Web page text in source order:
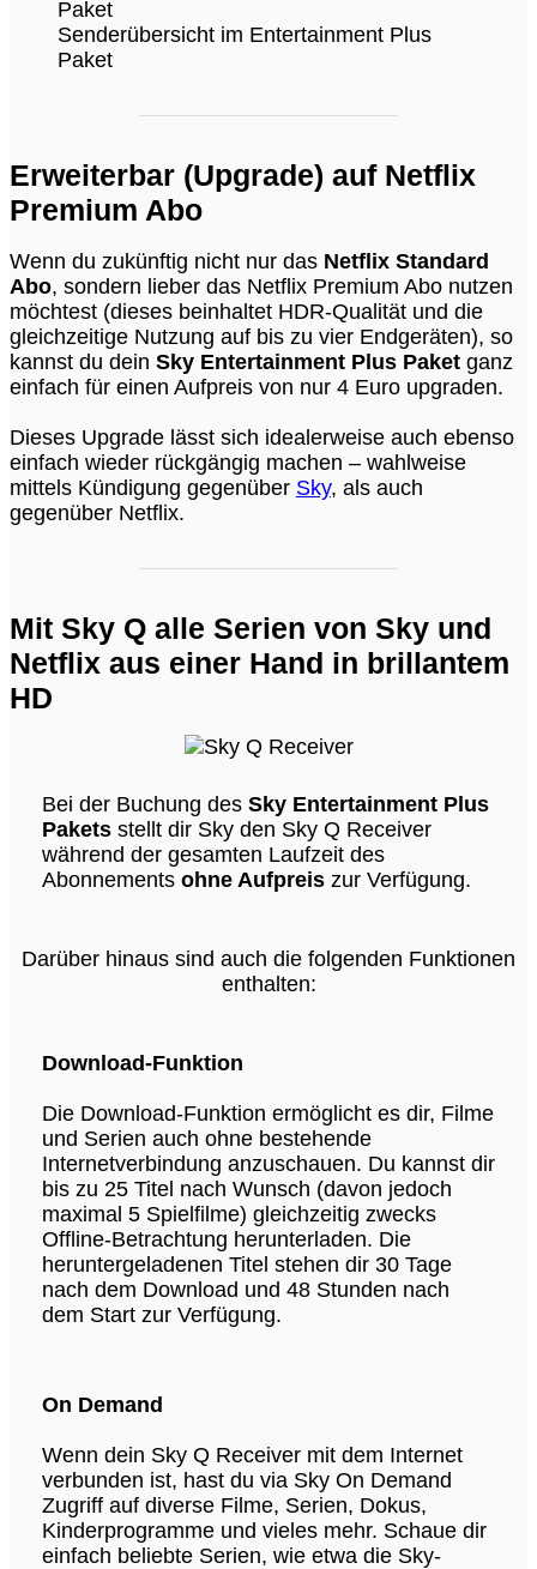
Senderübersicht im Entertainment Plus
Paket
Erweiterbar (Upgrade) auf Netflix
Premium Abo
Wenn du zukünftig nicht nur das Netflix Standard
Abo, sondern lieber das Netflix Premium Abo nutzen
möchtest (dieses beinhaltet HDR-Qualität und die
gleichzeitige Nutzung auf bis zu vier Endgeräten), so
kannst du dein Sky Entertainment Plus Paket ganz
einfach für einen Aufpreis von nur 4 Euro upgraden.
Dieses Upgrade lässt sich idealerweise auch ebenso
einfach wieder rückgängig machen – wahlweise
mittels Kündigung gegenüber Sky, als auch
gegenüber Netflix.
Mit Sky Q alle Serien von Sky und
Netflix aus einer Hand in brillantem
HD
Bei der Buchung des Sky Entertainment Plus
Pakets stellt dir Sky den Sky Q Receiver
während der gesamten Laufzeit des
Abonnements ohne Aufpreis zur Verfügung.
Darüber hinaus sind auch die folgenden Funktionen
enthalten:
Download-Funktion
Die Download-Funktion ermöglicht es dir, Filme
und Serien auch ohne bestehende
Internetverbindung anzuschauen. Du kannst dir
bis zu 25 Titel nach Wunsch (davon jedoch
maximal 5 Spielfilme) gleichzeitig zwecks
Offline-Betrachtung herunterladen. Die
heruntergeladenen Titel stehen dir 30 Tage
nach dem Download und 48 Stunden nach
dem Start zur Verfügung.
On Demand
Wenn dein Sky Q Receiver mit dem Internet
verbunden ist, hast du via Sky On Demand
Zugriff auf diverse Filme, Serien, Dokus,
Kinderprogramme und vieles mehr. Schaue dir
einfach beliebte Serien, wie etwa die Sky-